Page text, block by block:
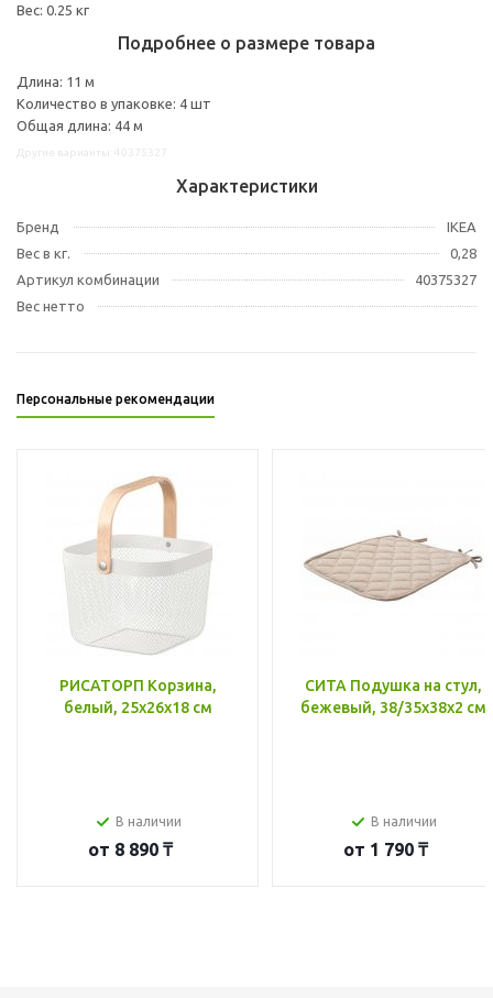
Вес: 0.25 кг
Подробнее о размере товара
Длина: 11 м
Количество в упаковке: 4 шт
Общая длина: 44 м
Характеристики
Бренд
IKEA
Вес в кг.
0,28
Артикул комбинации
40375327
Вес нетто
Персональные рекомендации
РИСАТОРП Корзина,
белый, 25x26x18 см
В наличии
от 8 890 ₸
СИТА Подушка на стул,
бежевый, 38/35x38x2 см
В наличии
от 1 790 ₸